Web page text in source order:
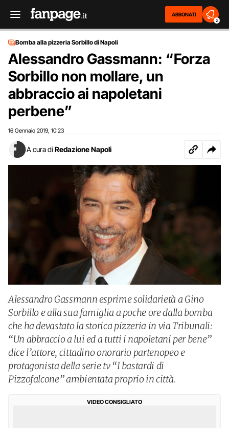
ABBONATI
2
Bomba alla pizzeria Sorbillo di Napoli
Alessandro Gassmann: “Forza
Sorbillo non mollare, un
abbraccio ai napoletani
perbene”
16 Gennaio 2019 10:23
A cura di Redazione Napoli
Alessandro Gassmann esprime solidarietà a Gino
Sorbillo e alla sua famiglia a poche ore dalla bomba
che ha devastato la storica pizzeria in via Tribunali:
“Un abbraccio a lui ed a tutti i napoletani per bene”
dice l’attore, cittadino onorario partenopeo e
protagonista della serie tv “I bastardi di
Pizzofalcone” ambientata proprio in città.
VIDEO CONSIGLIATO